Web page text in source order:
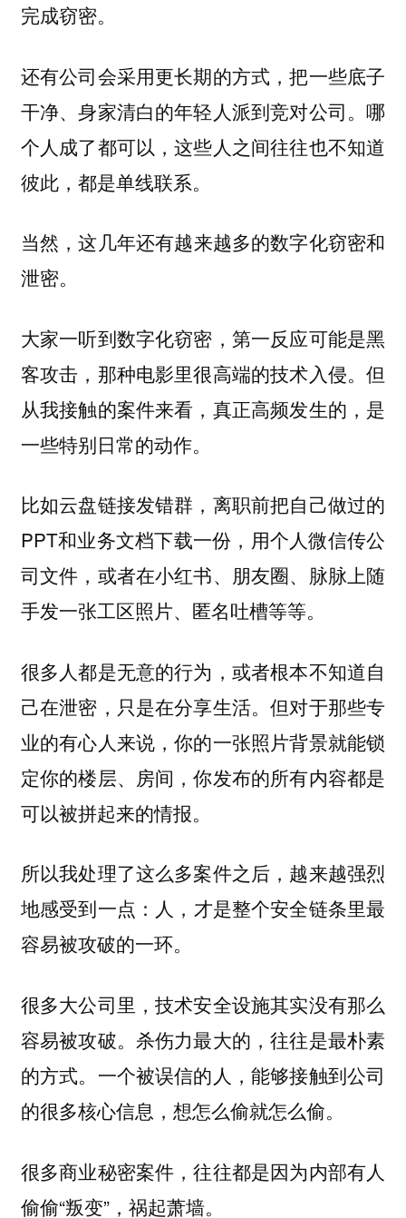
完成窃密。
还有公司会采用更长期的方式，把一些底子
干净、身家清白的年轻人派到竞对公司。哪
个人成了都可以，这些人之间往往也不知道
彼此，都是单线联系。
当然，这几年还有越来越多的数字化窃密和
泄密。
大家一听到数字化窃密，第一反应可能是黑
客攻击，那种电影里很高端的技术入侵。但
从我接触的案件来看，真正高频发生的，是
一些特别日常的动作。
比如云盘链接发错群，离职前把自己做过的
PPT和业务文档下载一份，用个人微信传公
司文件，或者在小红书、朋友圈、脉脉上随
手发一张工区照片、匿名吐槽等等。
很多人都是无意的行为，或者根本不知道自
己在泄密，只是在分享生活。但对于那些专
业的有心人来说，你的一张照片背景就能锁
定你的楼层、房间，你发布的所有内容都是
可以被拼起来的情报。
所以我处理了这么多案件之后，越来越强烈
地感受到一点： 人，才是整个安全链条里最
容易被攻破的一环。
很多大公司里，技术安全设施其实没有那么
容易被攻破。杀伤力最大的，往往是最朴素
的方式。一个被误信的人，能够接触到公司
的很多核心信息，想怎么偷就怎么偷。
很多商业秘密案件，往往都是因为内部有人
偷偷“叛变”，祸起萧墙。